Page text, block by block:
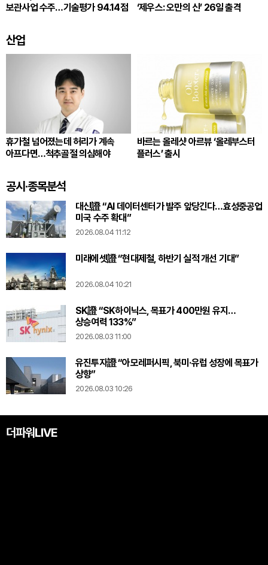
보관사업 수주…기술평가 94.14점
‘제우스: 오만의 신’ 26일 출격
산업
휴가철 넘어졌는데 허리가 계속
아프다면…척추골절 의심해야
바르는 올레샷 아르뷰 ‘올레부스터
플러스’ 출시
공시·종목분석
대신證 “AI 데이터센터가 발주 앞당긴다…효성중공업
미국 수주 확대”
2026.08.04 11:12
미래에셋證 “현대제철, 하반기 실적 개선 기대”
2026.08.04 10:21
SK證 “SK하이닉스, 목표가 400만원 유지…
상승여력 133%”
2026.08.03 11:00
유진투자證 “아모레퍼시픽, 북미·유럽 성장에 목표가
상향”
2026.08.03 10:26
더파워LIVE